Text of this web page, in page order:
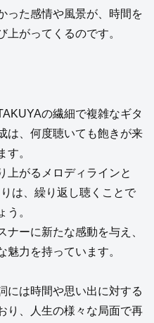
った感情や風景が、時間を
がってくるのです。
の繊細で複雑なギタ
は、何度聴いても飽きが来
す。
上がるメロディラインと
は、繰り返し聴くことで
う。
ナーに新たな感動を与え、
力を持っています。
には時間や思い出に対する
り、人生の様々な局面で再